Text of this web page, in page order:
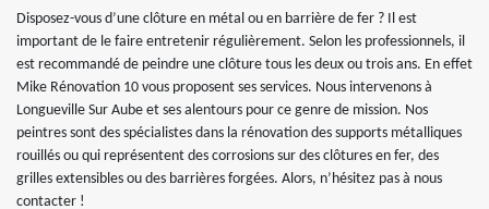
Disposez-vous d’une clôture en métal ou en barrière de fer ? Il est
important de le faire entretenir régulièrement. Selon les professionnels, il
est recommandé de peindre une clôture tous les deux ou trois ans. En effet
Mike Rénovation 10 vous proposent ses services. Nous intervenons à
Longueville Sur Aube et ses alentours pour ce genre de mission. Nos
peintres sont des spécialistes dans la rénovation des supports métalliques
rouillés ou qui représentent des corrosions sur des clôtures en fer, des
grilles extensibles ou des barrières forgées. Alors, n’hésitez pas à nous
contacter !